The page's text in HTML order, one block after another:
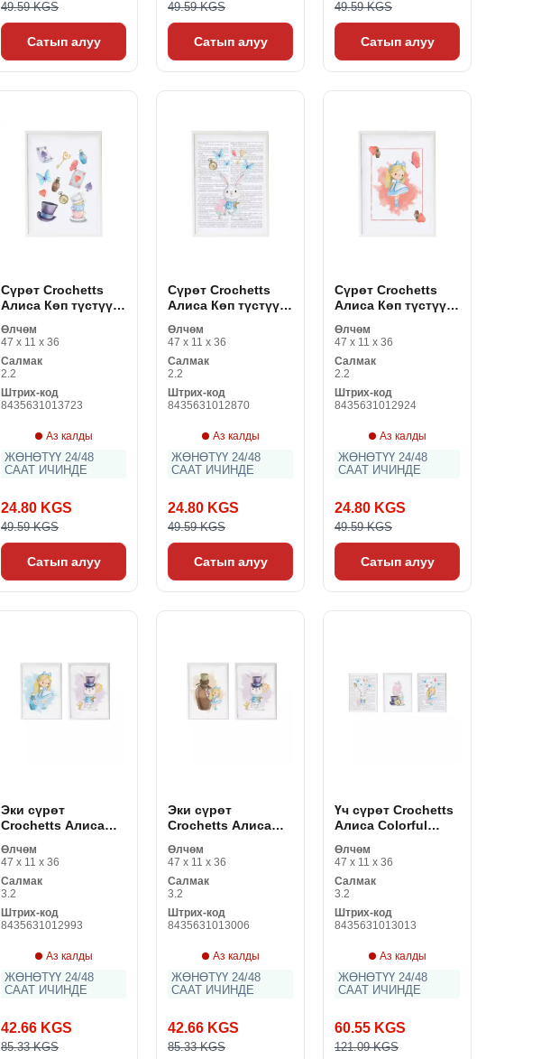
49.59 KGS
Сатып алуу
49.59 KGS
Сатып алуу
49.59 KGS
Сатып алуу
Сүрөт Crochetts
Алиса Көп түстүү
x 2 см чөйчөктөр
Өлчөм
47 x 11 x 36
Салмак
2.2
Штрих-код
8435631013723
Аз калды
ЖӨНӨТҮҮ 24/48
СААТ ИЧИНДЕ
24.80 KGS
49.59 KGS
Сатып алуу
Сүрөт Crochetts
Алиса Көп түстүү
x 2 см коён
Өлчөм
47 x 11 x 36
Салмак
2.2
Штрих-код
8435631012870
Аз калды
ЖӨНӨТҮҮ 24/48
СААТ ИЧИНДЕ
24.80 KGS
49.59 KGS
Сатып алуу
Сүрөт Crochetts
Алиса Көп түстүү
x 2 см кыз
Өлчөм
47 x 11 x 36
Салмак
2.2
Штрих-код
8435631012924
Аз калды
ЖӨНӨТҮҮ 24/48
СААТ ИЧИНДЕ
24.80 KGS
49.59 KGS
Сатып алуу
Эки сүрөт
Crochetts Алиса
MDF 33 x 43 x 2 см
буюмдар)
Өлчөм
47 x 11 x 36
Салмак
3.2
Штрих-код
8435631012993
Аз калды
ЖӨНӨТҮҮ 24/48
СААТ ИЧИНДЕ
42.66 KGS
85.33 KGS
Эки сүрөт
Crochetts Алиса
MDF 33 x 43 x 2 см
буюмдар)
Өлчөм
47 x 11 x 36
Салмак
3.2
Штрих-код
8435631013006
Аз калды
ЖӨНӨТҮҮ 24/48
СААТ ИЧИНДЕ
42.66 KGS
85.33 KGS
Үч сүрөт Crochetts
Алиса Colorful
x 2 см коён гүл кыз
Өлчөм
47 x 11 x 36
Салмак
3.2
Штрих-код
8435631013013
Аз калды
ЖӨНӨТҮҮ 24/48
СААТ ИЧИНДЕ
60.55 KGS
121.09 KGS